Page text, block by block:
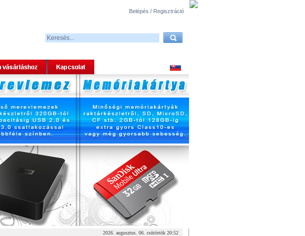
Belépés / Regisztráció
2026. augusztus. 06. csütörtök 20:52